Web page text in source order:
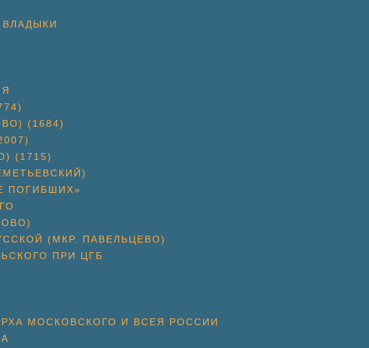
(1684)
(1715)
ПОГИБШИХ»
(МКР. ПАВЕЛЬЦЕВО)
ПРИ ЦГБ
МОСКОВСКОГО И ВСЕЯ РОССИИ